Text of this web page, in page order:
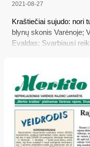
2021-08-27
Kraštiečiai sujudo: nori
blynų skonis Varėnoje;
Evaldas; Svarbiausi